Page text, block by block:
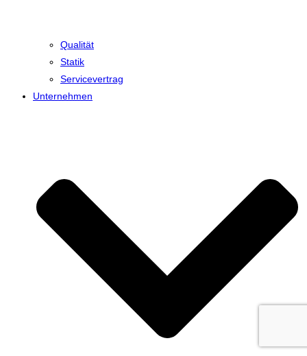
Qualität
Statik
Servicevertrag
Unternehmen